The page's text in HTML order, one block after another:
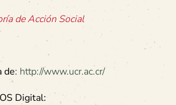
de Acción Social
de: http://www.ucr.ac.cr/
Digital: